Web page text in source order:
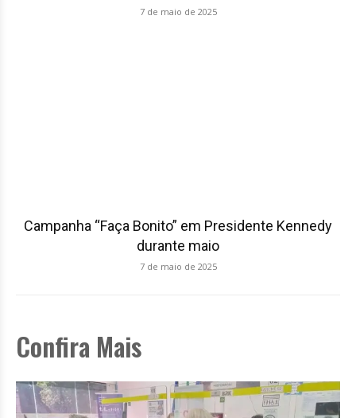
7 de maio de 2025
Campanha “Faça Bonito” em Presidente Kennedy
durante maio
7 de maio de 2025
Confira Mais